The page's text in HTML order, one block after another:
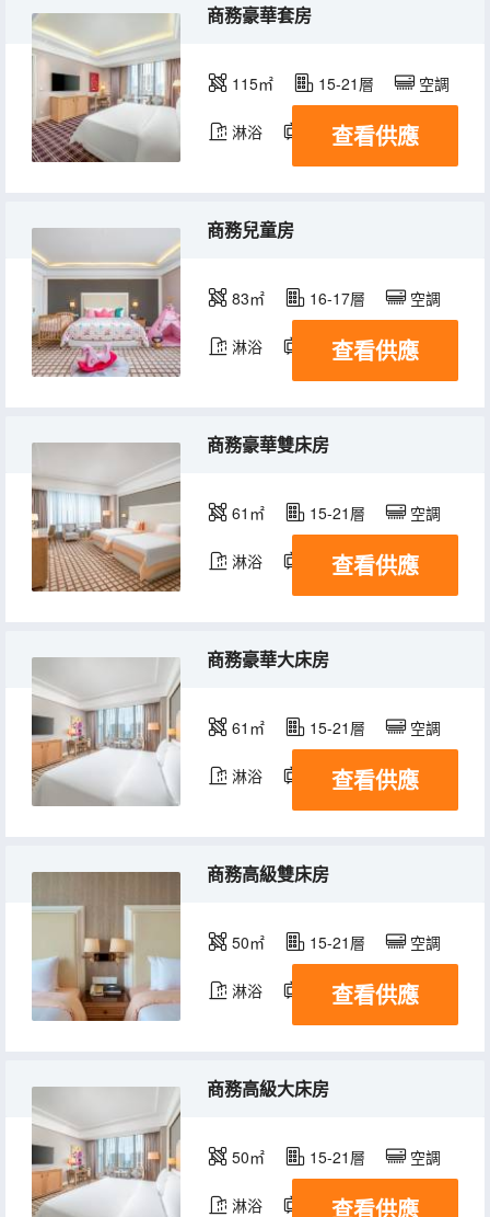
商務豪華套房
115㎡ 15-21層 空調
淋浴 電視機 冰箱
查看供應
商務兒童房
83㎡ 16-17層 空調
淋浴 電視機 冰箱
查看供應
商務豪華雙床房
61㎡ 15-21層 空調
淋浴 電視機 冰箱
查看供應
商務豪華大床房
61㎡ 15-21層 空調
淋浴 電視機 冰箱
查看供應
商務高級雙床房
50㎡ 15-21層 空調
淋浴 電視機 冰箱
查看供應
商務高級大床房
50㎡ 15-21層 空調
淋浴 電視機 冰箱
查看供應